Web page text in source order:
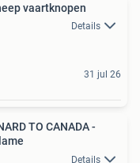
vaartknopen
Details
31 jul 26
TO CANADA -
Details